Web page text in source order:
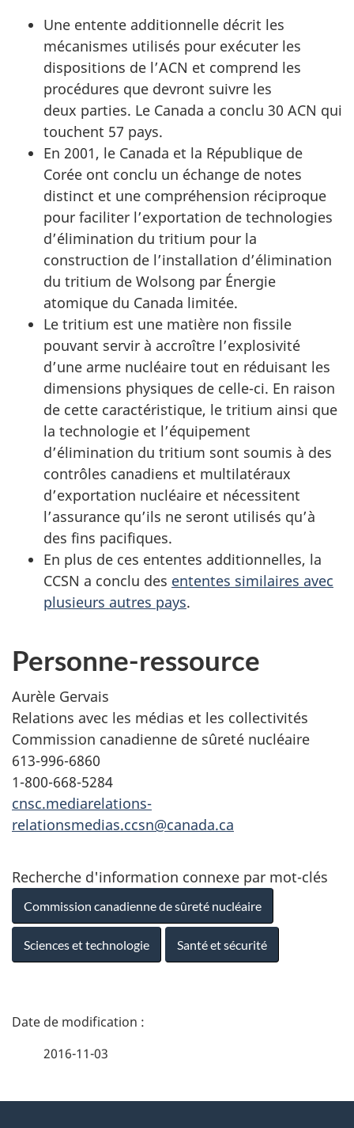
Une entente additionnelle décrit les
mécanismes utilisés pour exécuter les
dispositions de l’ACN et comprend les
procédures que devront suivre les
deux parties. Le Canada a conclu 30 ACN qui
touchent 57 pays.
En 2001, le Canada et la République de
Corée ont conclu un échange de notes
distinct et une compréhension réciproque
pour faciliter l’exportation de technologies
d’élimination du tritium pour la
construction de l’installation d’élimination
du tritium de Wolsong par Énergie
atomique du Canada limitée.
Le tritium est une matière non fissile
pouvant servir à accroître l’explosivité
d’une arme nucléaire tout en réduisant les
dimensions physiques de celle-ci. En raison
de cette caractéristique, le tritium ainsi que
la technologie et l’équipement
d’élimination du tritium sont soumis à des
contrôles canadiens et multilatéraux
d’exportation nucléaire et nécessitent
l’assurance qu’ils ne seront utilisés qu’à
des fins pacifiques.
En plus de ces ententes additionnelles, la
CCSN a conclu des ententes similaires avec
plusieurs autres pays.
Personne-ressource
Aurèle Gervais
Relations avec les médias et les collectivités
Commission canadienne de sûreté nucléaire
613-996-6860
1-800-668-5284
cnsc.mediarelations-
relationsmedias.ccsn@canada.ca
Recherche d'information connexe par mot-clés
Commission canadienne de sûreté nucléaire
Sciences et technologie Santé et sécurité
D
2016-11-03